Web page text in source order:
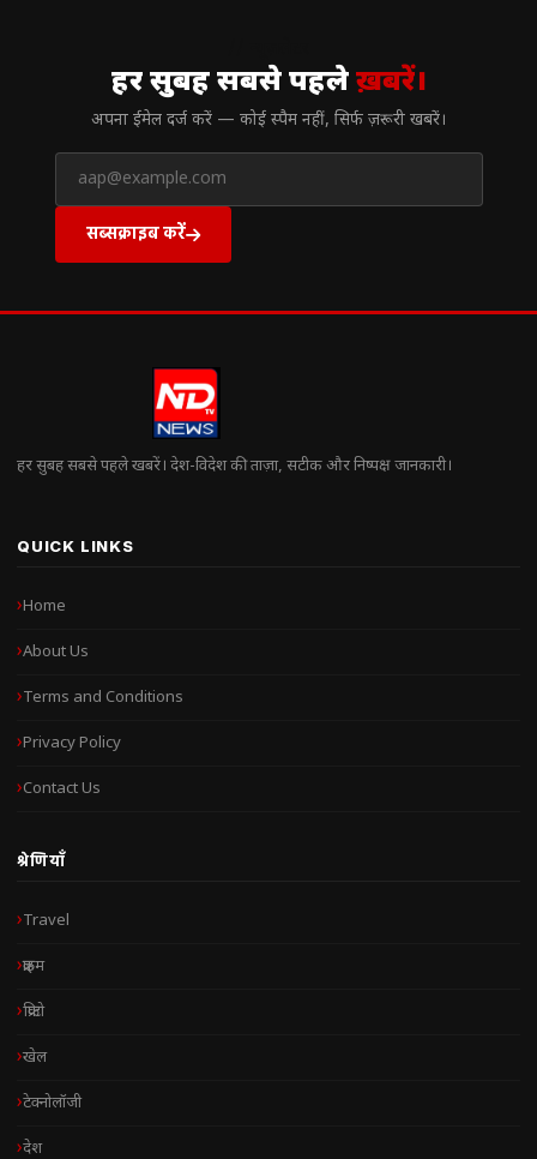
हर सुबह सबसे पहलेख़बरें।
अपना ईमेल दर्ज करें — कोई स्पैम नहीं, सिर्फ ज़रूरी खबरें।
सब्सक्राइब करें
हर सुबह सबसे पहले खबरें। देश-विदेश की ताज़ा, सटीक और निष्पक्ष जानकारी।
QUICK LINKS
Home
About Us
Terms and Conditions
Privacy Policy
Contact Us
श्रेणियाँ
Travel
क्राइम
क्रिप्टो
खेल
टेक्नोलॉजी
देश